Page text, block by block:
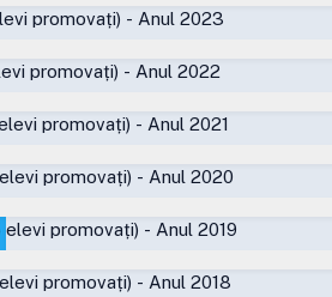
promovați) - Anul 2023
promovați) - Anul 2022
promovați) - Anul 2021
elevi promovați) - Anul 2020
elevi promovați) - Anul 2019
elevi promovați) - Anul 2018